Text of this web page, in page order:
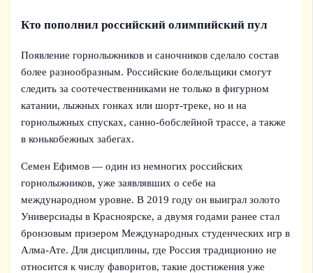
Кто пополнил российский олимпийский пул
Появление горнолыжников и саночников сделало состав
более разнообразным. Российские болельщики смогут
следить за соотечественниками не только в фигурном
катании, лыжных гонках или шорт-треке, но и на
горнолыжных спусках, санно-бобслейной трассе, а также
в конькобежных забегах.
Семен Ефимов — один из немногих российских
горнолыжников, уже заявлявших о себе на
международном уровне. В 2019 году он выиграл золото
Универсиады в Красноярске, а двумя годами ранее стал
бронзовым призером Международных студенческих игр в
Алма-Ате. Для дисциплины, где Россия традиционно не
относится к числу фаворитов, такие достижения уже